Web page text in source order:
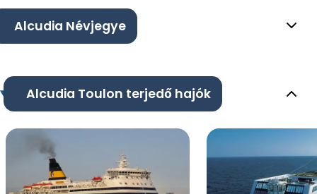
Alcudia Névjegye
Alcudia Toulon terjedő hajók